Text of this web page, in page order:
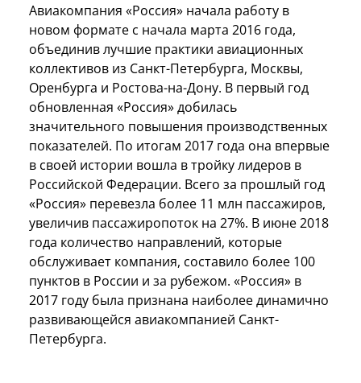
Авиакомпания «Россия» начала работу в
новом формате с начала марта 2016 года,
объединив лучшие практики авиационных
коллективов из Санкт-Петербурга, Москвы,
Оренбурга и Ростова-на-Дону. В первый год
обновленная «Россия» добилась
значительного повышения производственных
показателей. По итогам 2017 года она впервые
в своей истории вошла в тройку лидеров в
Российской Федерации. Всего за прошлый год
«Россия» перевезла более 11 млн пассажиров,
увеличив пассажиропоток на 27%. В июне 2018
года количество направлений, которые
обслуживает компания, составило более 100
пунктов в России и за рубежом. «Россия» в
2017 году была признана наиболее динамично
развивающейся авиакомпанией Санкт-
Петербурга.